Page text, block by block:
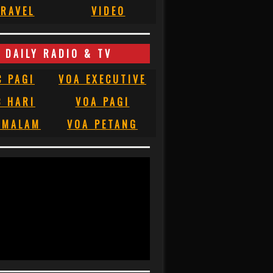
VIDEO
DAILY RADIO & TV
PAGI
VOA EXECUTIVE
HARI
VOA PAGI
VOA PETANG